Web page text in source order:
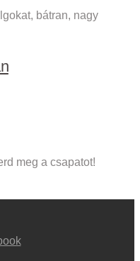
bátran, nagy
meg a csapatot!